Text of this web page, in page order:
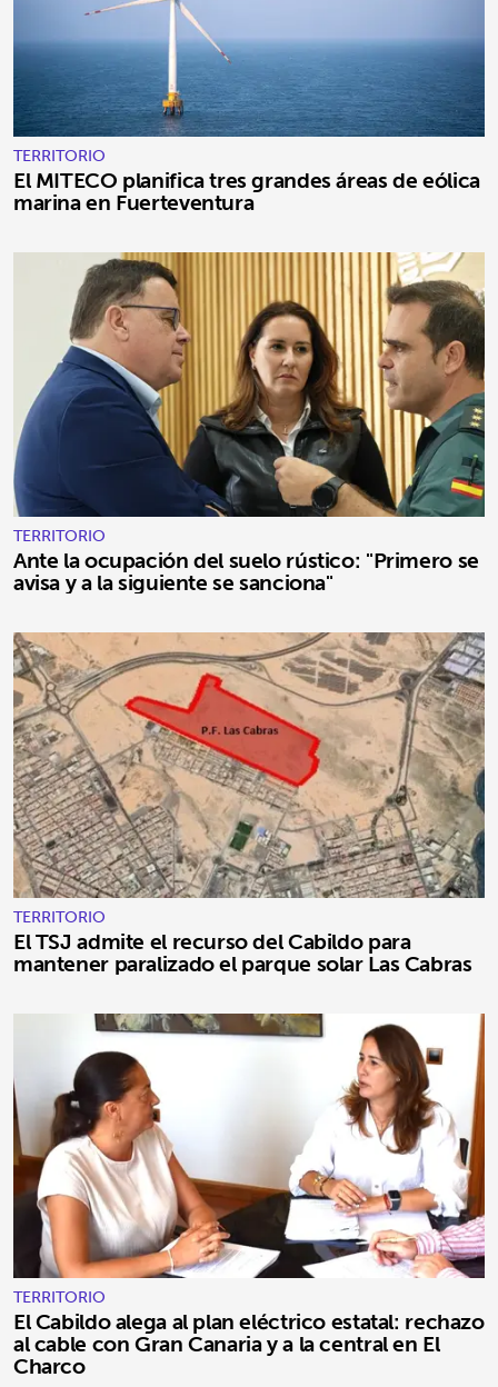
TERRITORIO
El MITECO planifica tres grandes áreas de eólica
marina en Fuerteventura
TERRITORIO
Ante la ocupación del suelo rústico: "Primero se
avisa y a la siguiente se sanciona"
TERRITORIO
El TSJ admite el recurso del Cabildo para
mantener paralizado el parque solar Las Cabras
TERRITORIO
El Cabildo alega al plan eléctrico estatal: rechazo
al cable con Gran Canaria y a la central en El
Charco